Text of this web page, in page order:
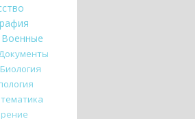
Военные
Биология